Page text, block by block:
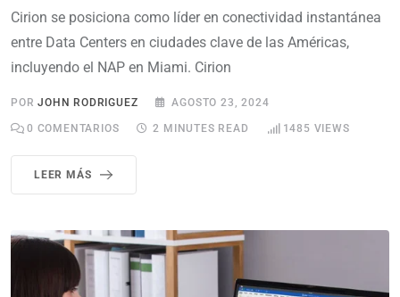
Cirion se posiciona como líder en conectividad instantánea
entre Data Centers en ciudades clave de las Américas,
incluyendo el NAP en Miami. Cirion
PORJOHN RODRIGUEZ AGOSTO 23, 2024
0 COMENTARIOS 2 MINUTES READ 1485 VIEWS
LEER MÁS